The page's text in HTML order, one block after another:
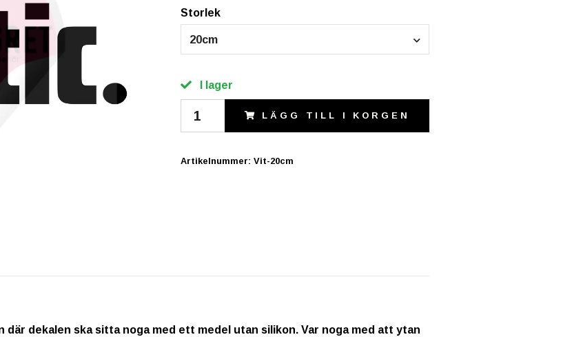
Storlek
20cm
I lager
LÄGG TILL I KORGEN
Artikelnummer: Vit-20cm
där dekalen ska sitta noga med ett medel utan silikon. Var noga med att ytan